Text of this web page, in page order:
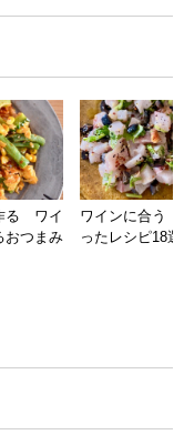
る ワイ
おつまみ
ワインに合う
ったレシピ18